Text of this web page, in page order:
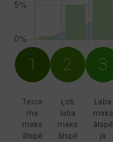
1
Teica
ma
maks
ātspē
2
Ļoti
laba
maks
ātspē
3
Laba
maks
ātspē
ja